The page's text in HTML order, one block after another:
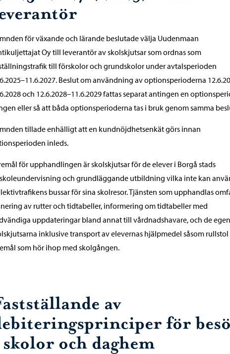
för växande och lärande beslutade välja Uudenmaan
Oy till leverantör av skolskjutsar som ordnas som
till förskolor och grundskolor under avtalsperioden
Beslut om användning av optionsperioderna
och 12.6.2028–11.6.2029 fattas separat antingen en
eller så att båda optionsperioderna tas i bruk genom samma
tillade enhälligt att en kundnöjdhetsenkät görs innan
inleds.
för upphandlingen är skolskjutsar för de elever i Borgå stads
och grundläggande utbildning vilka inte kan
bussar för sina skolresor. Tjänsten som upphandlas
av rutter och tidtabeller, informering om tidtabeller med
uppdateringar bland annat till vårdnadshavare, och de
inklusive transport av elevernas hjälpmedel såsom rullstol
som hör ihop med skolgången.
av
för
och daghem